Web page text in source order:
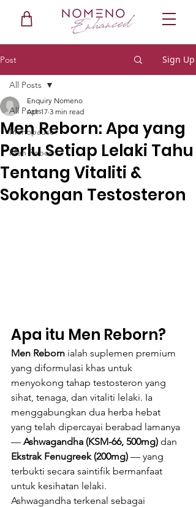
Post Sign Up
All Posts
Menopause
Men Reborn
All Posts
Men Reborn: Apa yang
Perlu Setiap Lelaki Tahu
Tentang Vitaliti &
Sokongan Testosteron
Enquiry Nomeno
Apr 17 3 min read
Apa itu Men Reborn?
Men Reborn ialah suplemen premium
yang diformulasi khas untuk
menyokong tahap testosteron yang
sihat, tenaga, dan vitaliti lelaki. Ia
menggabungkan dua herba hebat
yang telah dipercayai berabad lamanya
— Ashwagandha (KSM-66, 500mg) dan
Ekstrak Fenugreek (200mg) — yang
terbukti secara saintifik bermanfaat
untuk kesihatan lelaki.
Ashwagandha terkenal sebagai